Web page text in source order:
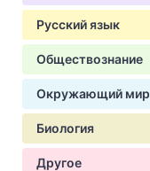
Русский язык
Обществознание
Окружающий мир
Биология
Другое